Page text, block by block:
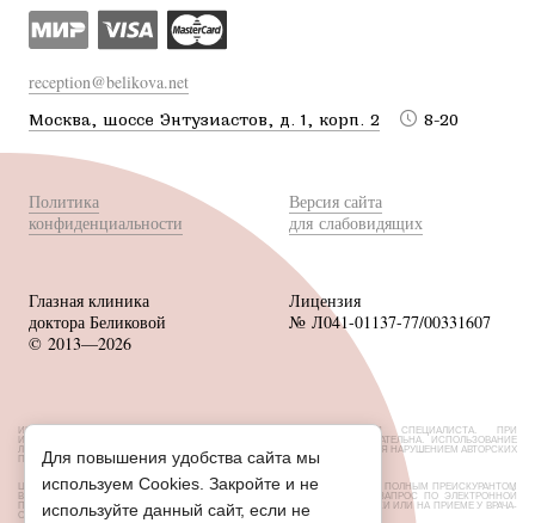
reception@belikova.net
Москва, шоссе Энтузиастов, д. 1, корп. 2 8-20
Политика
конфиденциальности
Версия сайта
для слабовидящих
Глазная клиника
доктора Беликовой
© 2013—2026
Лицензия
№ Л041-01137-77/00331607
ИМЕЮТСЯ ПРОТИВОПОКАЗАНИЯ, НЕОБХОДИМА КОНСУЛЬТАЦИЯ СПЕЦИАЛИСТА. ПРИ
ИСПОЛЬЗОВАНИИ МАТЕРИАЛОВ САЙТА ССЫЛКА НА ИСТОЧНИК ОБЯЗАТЕЛЬНА. ИСПОЛЬЗОВАНИЕ
ЛЮБЫХ МАТЕРИАЛОВ БЕЗ СОГЛАСОВАНИЯ С ВЛАДЕЛЬЦЕМ САЙТА ЯВЛЯЕТСЯ НАРУШЕНИЕМ АВТОРСКИХ
ПРАВ.
ЦЕНЫ, РАЗМЕЩЕННЫЕ НА САЙТЕ, НЕ ЯВЛЯЮТСЯ ПУБЛИЧНОЙ ОФЕРТОЙ. С ПОЛНЫМ ПРЕЙСКУРАНТОМ
ВЫ МОЖЕТЕ ОЗНАКОМИТЬСЯ НА СТОЙКАХ РЕСЕПШН ИЛИ НАПРАВИВ ЗАПРОС ПО ЭЛЕКТРОННОЙ
ПОЧТЕ. ОБ АКЦИЯХ И СКИДКАХ УТОЧНЯЙТЕ У АДМИНИСТРАТОРОВ КЛИНИКИ ИЛИ НА ПРИЕМЕ У ВРАЧА-
ОФТАЛЬМОЛОГА.
Для повышения удобства сайта мы
используем Cookies. Закройте и не
используйте данный сайт, если не